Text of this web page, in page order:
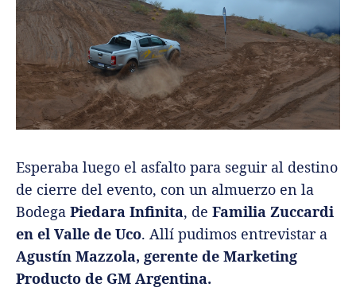
Esperaba luego el asfalto para seguir al destino
de cierre del evento, con un almuerzo en la
Bodega Piedara Infinita, de Familia Zuccardi
en el Valle de Uco. Allí pudimos entrevistar a
Agustín Mazzola, gerente de Marketing
Producto de GM Argentina.